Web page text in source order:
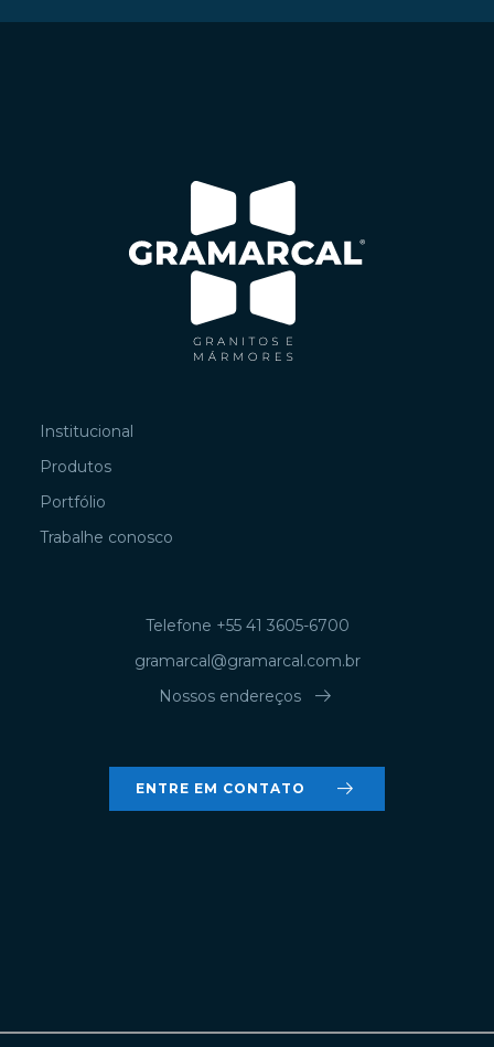
Institucional
Produtos
Portfólio
Trabalhe conosco
Telefone +55 41 3605-6700
gramarcal@gramarcal.com.br
Nossos endereços
arrow_right_alt
ENTRE EM CONTATO arrow_right_alt